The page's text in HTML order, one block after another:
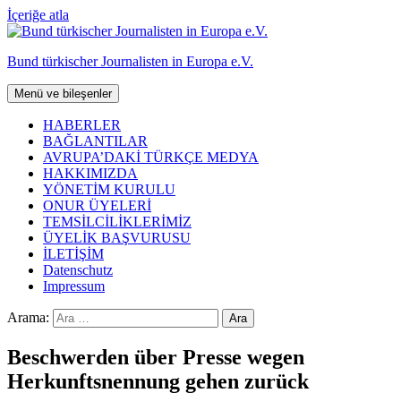
İçeriğe atla
Bund türkischer Journalisten in Europa e.V.
Menü ve bileşenler
HABERLER
BAĞLANTILAR
AVRUPA’DAKİ TÜRKÇE MEDYA
HAKKIMIZDA
YÖNETİM KURULU
ONUR ÜYELERİ
TEMSİLCİLİKLERİMİZ
ÜYELİK BAŞVURUSU
İLETİŞİM
Datenschutz
Impressum
Arama:
Beschwerden über Presse wegen
Herkunftsnennung gehen zurück